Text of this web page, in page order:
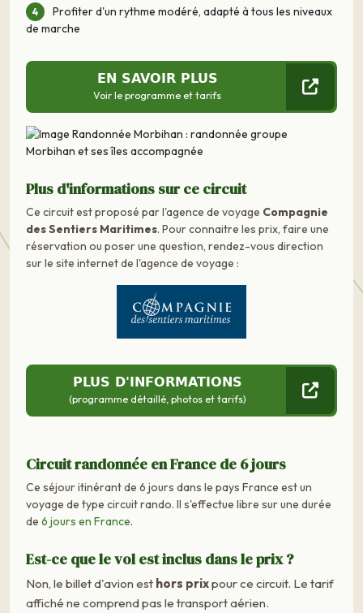
Profiter d'un rythme modéré, adapté à tous les niveaux
de marche
EN SAVOIR PLUS
Voir le programme et tarifs
Plus d'informations sur ce circuit
Ce circuit est proposé par l'agence de voyage Compagnie
des Sentiers Maritimes. Pour connaitre les prix, faire une
réservation ou poser une question, rendez-vous direction
sur le site internet de l'agence de voyage :
PLUS D'INFORMATIONS
(programme détaillé, photos et tarifs)
Circuit randonnée en France de 6 jours
Ce séjour itinérant de 6 jours dans le pays France est un
voyage de type circuit rando. Il s'effectue libre sur une durée
de 6 jours en France.
Est-ce que le vol est inclus dans le prix ?
Non, le billet d'avion est hors prixpour ce circuit. Le tarif
affiché ne comprend pas le transport aérien.